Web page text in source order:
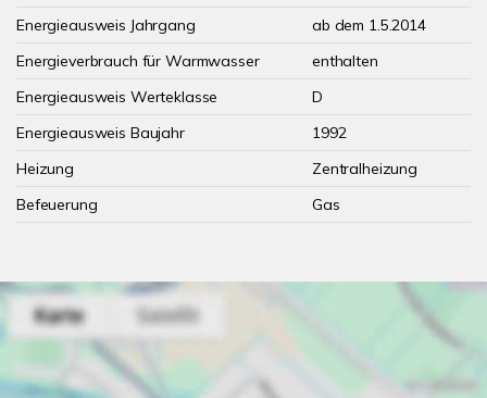
Energieausweis Jahrgang
ab dem 1.5.2014
Energieverbrauch für Warmwasser
enthalten
Energieausweis Werteklasse
D
Energieausweis Baujahr
1992
Heizung
Zentralheizung
Befeuerung
Gas